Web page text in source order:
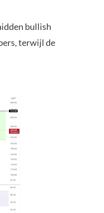
bullish
terwijl de